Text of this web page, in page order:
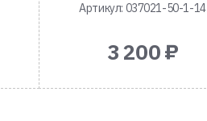
Артикул: 037021-50-1-14
3 200 ₽